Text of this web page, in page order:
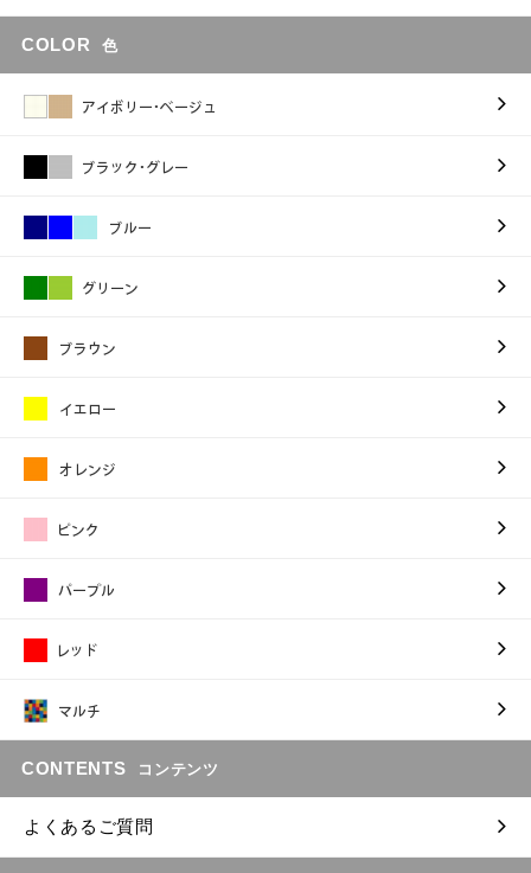
COLOR 色
CONTENTS コンテンツ
よくあるご質問